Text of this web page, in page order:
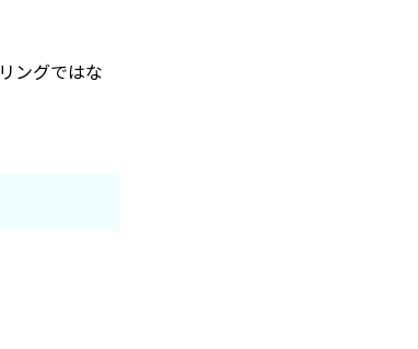
ングではな